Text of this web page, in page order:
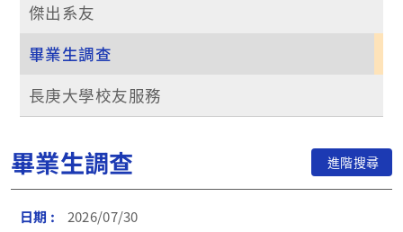
傑出系友
畢業生調查
長庚大學校友服務
畢業生調查 進階搜尋
2026/07/30